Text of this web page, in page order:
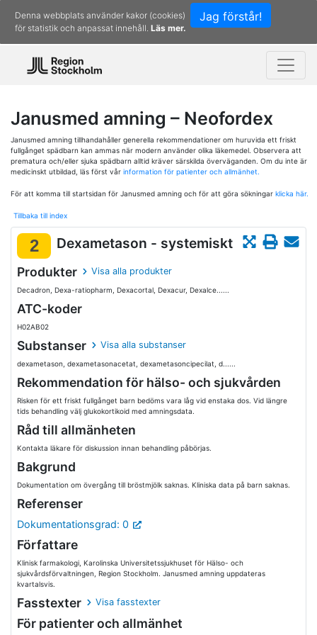
Jag förstår!
Denna webbplats använder kakor (cookies)
för statistik och anpassat innehåll. Läs mer.
Janusmed amning – Neofordex
Janusmed amning tillhandahåller generella rekommendationer om huruvida ett friskt
fullgånget spädbarn kan ammas när modern använder olika läkemedel. Observera att
prematura och/eller sjuka spädbarn alltid kräver särskilda överväganden. Om du inte är
medicinskt utbildad, läs först vår information för patienter och allmänhet.
För att komma till startsidan för Janusmed amning och för att göra sökningar klicka här.
Tillbaka till index
2 Dexametason - systemiskt
Produkter Visa alla produkter
Decadron, Dexa-ratiopharm, Dexacortal, Dexacur, Dexalce......
ATC-koder
H02AB02
Substanser Visa alla substanser
dexametason, dexametasonacetat, dexametasoncipecilat, d......
Rekommendation för hälso- och sjukvården
Risken för ett friskt fullgånget barn bedöms vara låg vid enstaka dos. Vid längre
tids behandling välj glukokortikoid med amningsdata.
Råd till allmänheten
Kontakta läkare för diskussion innan behandling påbörjas.
Bakgrund
Dokumentation om övergång till bröstmjölk saknas. Kliniska data på barn saknas.
Referenser
Dokumentationsgrad: 0
Författare
Klinisk farmakologi, Karolinska Universitetssjukhuset för Hälso- och
sjukvårdsförvaltningen, Region Stockholm. Janusmed amning uppdateras
kvartalsvis.
Fasstexter Visa fasstexter
För patienter och allmänhet